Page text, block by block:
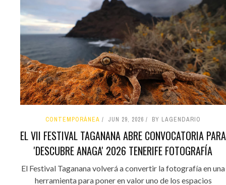
CONTEMPORÁNEA JUN 29, 2026 BY LAGENDARIO
EL VII FESTIVAL TAGANANA ABRE CONVOCATORIA PARA
'DESCUBRE ANAGA' 2026 TENERIFE FOTOGRAFÍA
El Festival Taganana volverá a convertir la fotografía en una
herramienta para poner en valor uno de los espacios